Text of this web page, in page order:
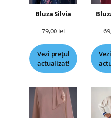
Bluza Silvia
79,00 lei
Vezi prețul
actualizat!